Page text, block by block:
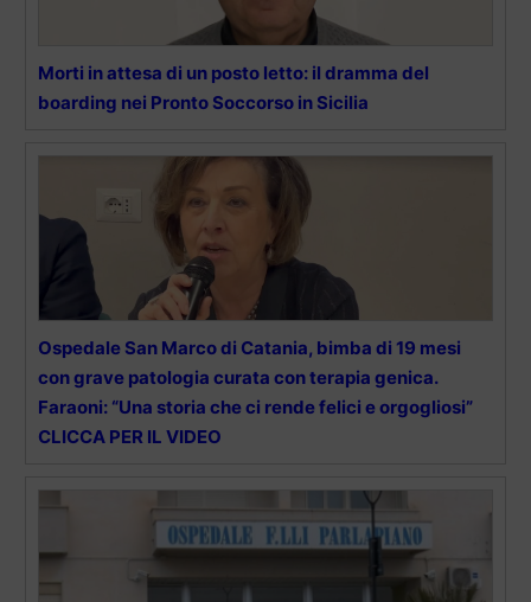
Morti in attesa di un posto letto: il dramma del
boarding nei Pronto Soccorso in Sicilia
Ospedale San Marco di Catania, bimba di 19 mesi
con grave patologia curata con terapia genica.
Faraoni: “Una storia che ci rende felici e orgogliosi”
CLICCA PER IL VIDEO